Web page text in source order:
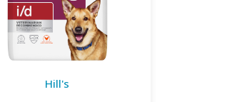
Hill's